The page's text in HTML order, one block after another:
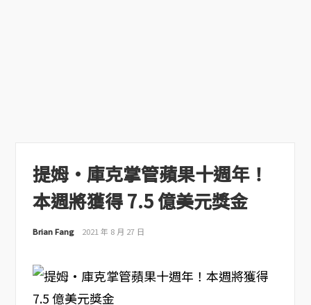
提姆·庫克掌管蘋果十週年！
本週將獲得 7.5 億美元獎金
Brian Fang 2021 年 8 月 27 日